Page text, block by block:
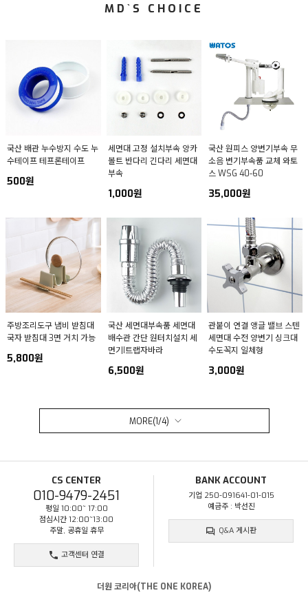
MD`S CHOICE
국산 배관 누수방지 수도 누
수테이프 테프론테이프
500원
세면대 고정 설치부속 앙카
볼트 반다리 긴다리 세면대
부속
1,000원
국산 원피스 양변기부속 무
소음 변기부속품 교체 와토
스 WSG 40-60
35,000원
주방조리도구 냄비 받침대
국자 받침대 3면 거치 가능
5,800원
국산 세면대부속품 세면대
배수관 간단 원터치설치 세
면기I트랩자바라
6,500원
관붙이 연결 앵글 밸브 스텐
세면대 수전 양변기 싱크대
수도꼭지 일체형
3,000원
MORE(1/4)
CS CENTER
010-9479-2451
평일 10:00~ 17:00
점심시간 12:00~13:00
주말, 공휴일 휴무
고객센터 연결
BANK ACCOUNT
기업 250-091641-01-015
예금주 : 박선진
Q&A 게시판
더원 코리아(THE ONE KOREA)